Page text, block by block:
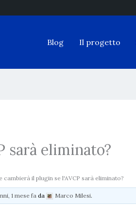
Blog Il progetto
sarà eliminato?
cambierà il plugin se l'AVCP sarà eliminato?
1 mese fada Marco Milesi.